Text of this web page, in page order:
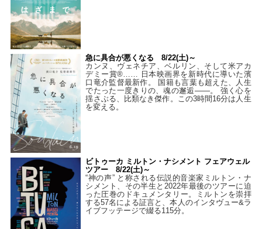
急に具合が悪くなる 8/22(土)～
カンヌ、ヴェネチア、ベルリン、そして米アカ
デミー賞®…… 日本映画界を新時代に導いた濱
口竜介監督最新作。 国籍も言葉も超えた、人生
でたった一度きりの、魂の邂逅――。 強く心を
揺さぶる、比類なき傑作。この3時間16分は人生
を変える。
ビトゥーカ ミルトン・ナシメント フェアウェル
ツアー 8/22(土)～
“神の声” と称される伝説的音楽家ミルトン・ナ
シメント、その半生と2022年最後のツアーに迫
った圧巻のドキュメンタリー。ミルトンを崇拝
する57名による証言と、本人のインタヴュー&ラ
イブフッテージで綴る115分。